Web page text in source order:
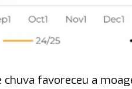
favoreceu a